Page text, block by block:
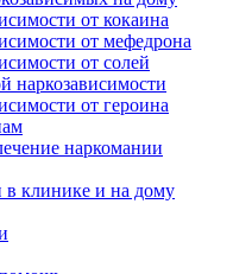
от кокаина
от мефедрона
от солей
наркозависимости
от героина
наркомании
в клинике и на дому